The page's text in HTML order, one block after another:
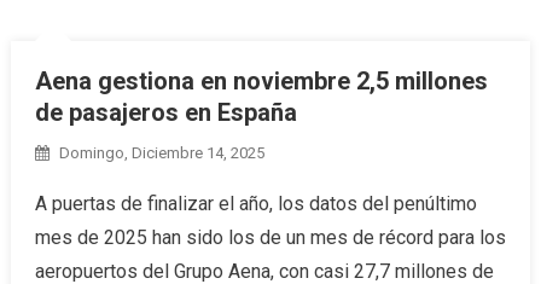
Aena gestiona en noviembre 2,5 millones
de pasajeros en España
Domingo, Diciembre 14, 2025
A puertas de finalizar el año, los datos del penúltimo
mes de 2025 han sido los de un mes de récord para los
aeropuertos del Grupo Aena, con casi 27,7 millones de